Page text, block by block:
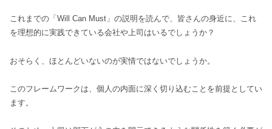
これまでの「Will Can Must」の説明を読んで、皆さんの身近に、これ
を理想的に実践できている会社や上司はいるでしょうか？
おそらく、ほとんどいないのが実情ではないでしょうか。
このフレームワークは、個人の内面に深く切り込むことを前提としてい
ます。